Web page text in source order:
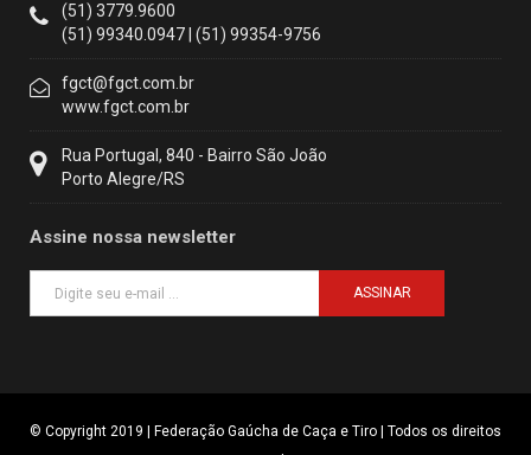
(51) 3779.9600
(51) 99340.0947 | (51) 99354-9756
fgct@fgct.com.br
www.fgct.com.br
Rua Portugal, 840 - Bairro São João
Porto Alegre/RS
Assine nossa newsletter
ASSINAR
© Copyright 2019 | Federação Gaúcha de Caça e Tiro | Todos os direitos